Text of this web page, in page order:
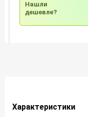
Нашли
дешевле?
Характеристики